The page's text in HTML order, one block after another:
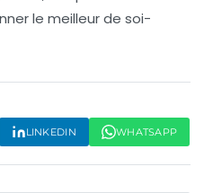
le meilleur de soi-
LINKEDIN WHATSAPP